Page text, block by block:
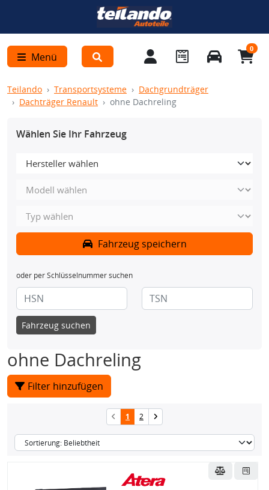
Menü
0
Teilando Transportsysteme
Dachgrundträger
Dachträger Renault
ohne Dachreling
Wählen Sie Ihr Fahrzeug
Fahrzeug speichern
oder per Schlüsselnummer suchen
Fahrzeug suchen
ohne Dachreling
Filter hinzufügen
1 2